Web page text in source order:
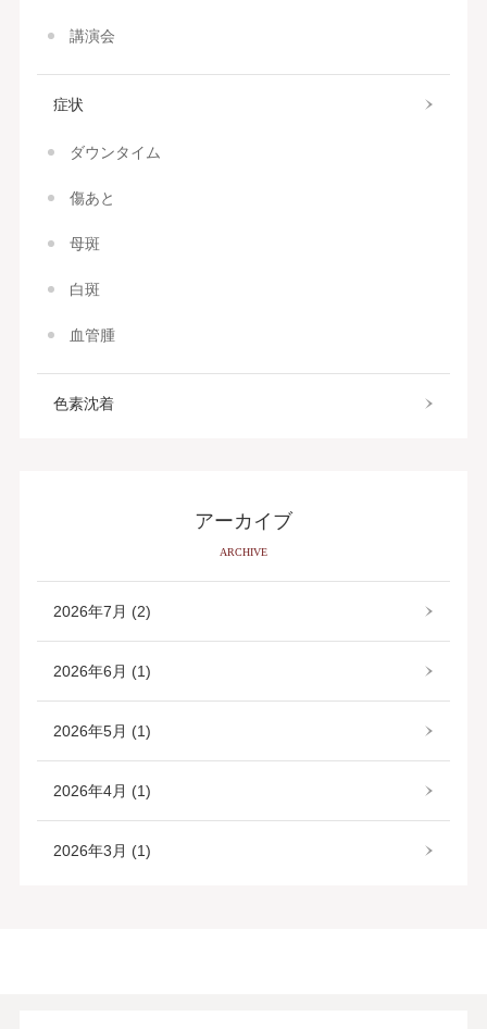
講演会
症状
ダウンタイム
傷あと
母斑
白斑
血管腫
色素沈着
アーカイブ
ARCHIVE
2026年7月 (2)
2026年6月 (1)
2026年5月 (1)
2026年4月 (1)
2026年3月 (1)